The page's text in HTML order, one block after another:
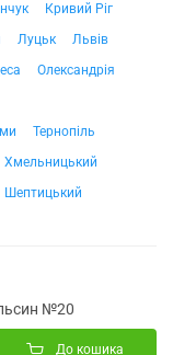
Кривий Ріг
Луцьк
Львів
Олександрія
Тернопіль
Хмельницький
Шептицький
№20
До кошика